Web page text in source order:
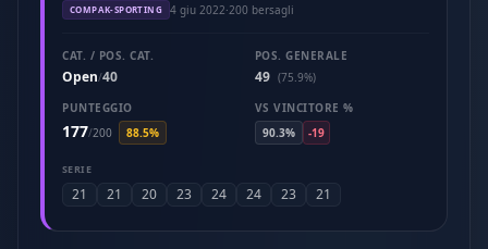
COMPAK-SPORTING 4 giu 2022·200 bersagli
CAT. / POS. CAT.
Open/40
POS. GENERALE
49 (75.9%)
PUNTEGGIO
177/200 88.5%
VS VINCITORE %
90.3%
-19
SERIE
21 21 20 23 24 24 23 21